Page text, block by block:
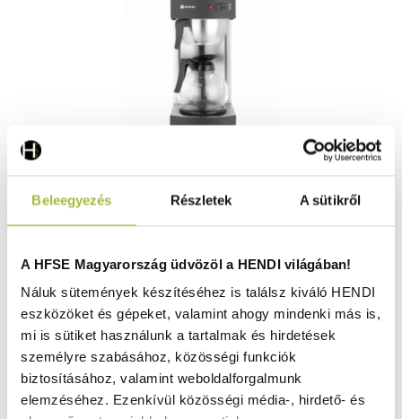
Beleegyezés Részletek A sütikről
A HFSE Magyarország üdvözöl a HENDI világában!
Náluk sütemények készítéséhez is találsz kiváló HENDI
eszközöket és gépeket, valamint ahogy mindenki más is,
mi is sütiket használunk a tartalmak és hirdetések
személyre szabásához, közösségi funkciók
biztosításához, valamint weboldalforgalmunk
elemzéséhez. Ezenkívül közösségi média-, hirdető- és
195x370x(H)430 mm - HENDI 208304
97.970Ft
(77.142Ft+ ÁFA)
KOSÁRBA